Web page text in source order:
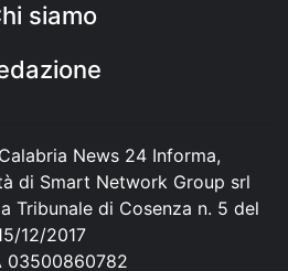
siamo
News 24 Informa,
di Smart Network Group srl
Tribunale di Cosenza n. 5 del
12/2017
03500860782